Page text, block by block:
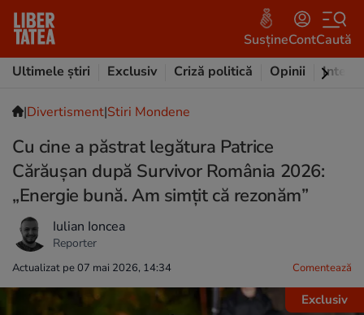
SusțineContCaută
Ultimele știri
Exclusiv Criză politică Opinii
|Divertisment|Stiri Mondene
Cu cine a păstrat legătura Patrice
Cărăușan după Survivor România 2026:
„Energie bună. Am simțit că rezonăm”
Iulian Ioncea
Reporter
Actualizat pe 07 mai 2026, 14:34 Comentează
Exclusiv